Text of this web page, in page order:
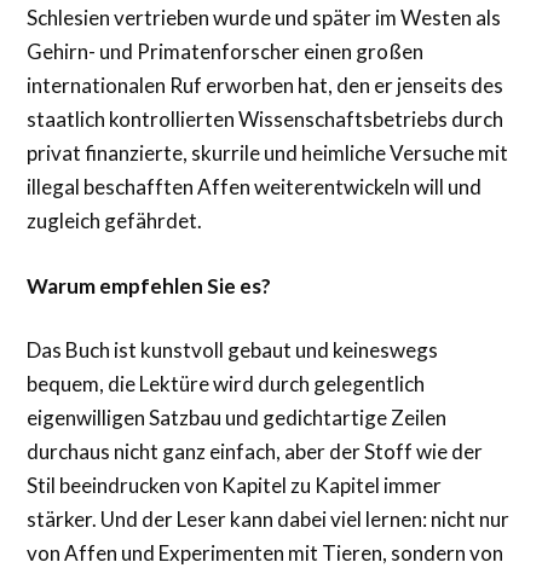
Schlesien vertrieben wurde und später im Westen als
Gehirn- und Primatenforscher einen großen
internationalen Ruf erworben hat, den er jenseits des
staatlich kontrollierten Wissenschaftsbetriebs durch
privat finanzierte, skurrile und heimliche Versuche mit
illegal beschafften Affen weiterentwickeln will und
zugleich gefährdet.
Warum empfehlen Sie es?
Das Buch ist kunstvoll gebaut und keineswegs
bequem, die Lektüre wird durch gelegentlich
eigenwilligen Satzbau und gedichtartige Zeilen
durchaus nicht ganz einfach, aber der Stoff wie der
Stil beeindrucken von Kapitel zu Kapitel immer
stärker. Und der Leser kann dabei viel lernen: nicht nur
von Affen und Experimenten mit Tieren, sondern von